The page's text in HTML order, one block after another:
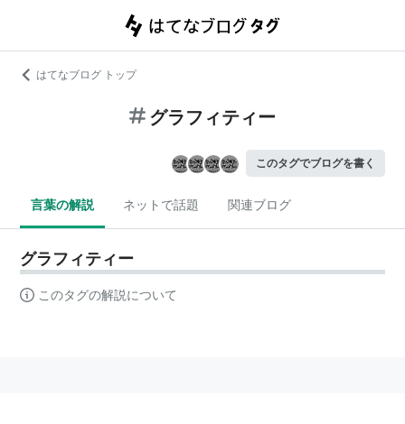
はてなブログ トップ
グラフィティー
このタグでブログを書く
言葉の解説 ネットで話題 関連ブログ
グラフィティー
このタグの解説について